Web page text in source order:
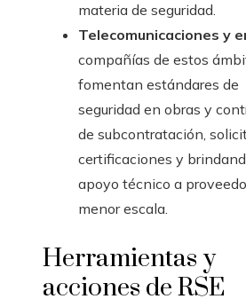
materia de seguridad.
Telecomunicaciones y
compañías de estos
fomentan estándares de
seguridad en obras y
de subcontratación,
certificaciones y
apoyo técnico a
menor escala.
Herramientas y
acciones de RSE